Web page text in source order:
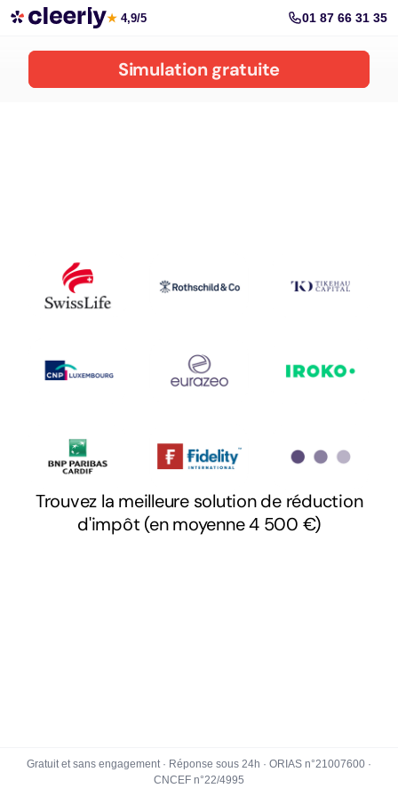
Réduire vos impôts avec Cleerly
★ 4,9/5 01 87 66 31 35
Gratuit et sans engagement · Réponse sous 24h · ORIAS n°21007600 ·
CNCEF n°22/4995